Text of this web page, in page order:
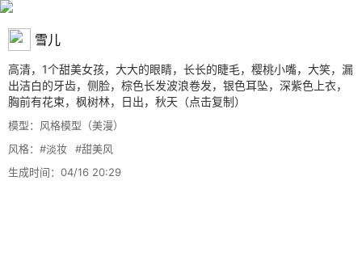
雪儿
高清，1个甜美女孩，大大的眼睛，长长的睫毛，樱桃小嘴，大笑，漏
出洁白的牙齿，侧脸，棕色长发波浪卷发，银色耳坠，深紫色上衣，
胸前有花束，枫树林，日出，秋天 （点击复制）
模型：风格模型（美漫）
风格： #淡妆
#甜美风
生成时间：04/16 20:29